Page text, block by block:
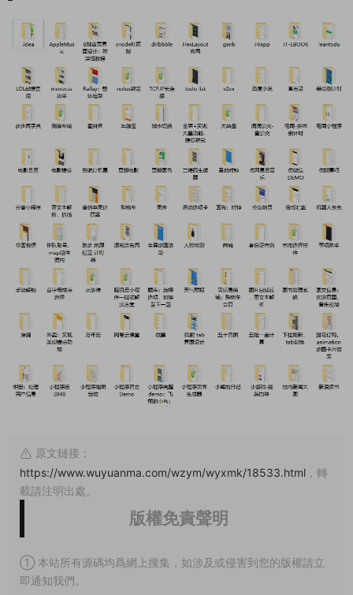
原文鏈接：
https://www.wuyuanma.com/wzym/wyxmk/18533.html ，轉
載請注明出處。
版權免責聲明
① 本站所有源碼均爲網上搜集，如涉及或侵害到您的版權請立
即通知我們。